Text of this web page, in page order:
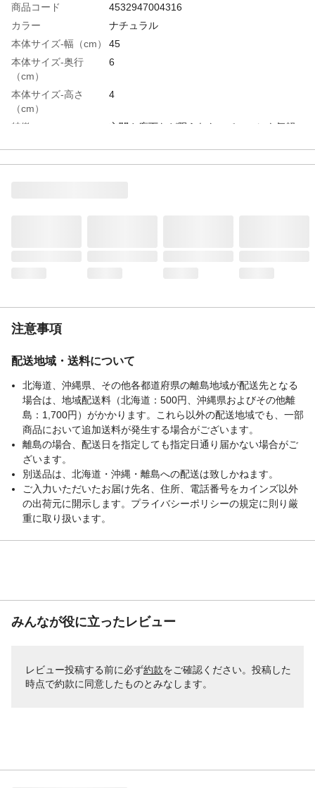
商品コード
4532947004316
カラー
ナチュラル
本体サイズ-幅（cm）
45
本体サイズ-奥行
（cm）
6
本体サイズ-高さ
（cm）
4
特徴
玄関や廊下など限られたスペースにも気軽
注意事項
配送地域・送料について
北海道、沖縄県、その他各都道府県の離島地域が配送先となる
場合は、地域配送料（北海道：500円、沖縄県およびその他離
島：1,700円）がかかります。これら以外の配送地域でも、一部
商品において追加送料が発生する場合がございます。
離島の場合、配送日を指定しても指定日通り届かない場合がご
ざいます。
別送品は、北海道・沖縄・離島への配送は致しかねます。
ご入力いただいたお届け先名、住所、電話番号をカインズ以外
の出荷元に開示します。プライバシーポリシーの規定に則り厳
重に取り扱います。
みんなが役に立ったレビュー
レビュー投稿する前に必ず約款をご確認ください。投稿した
時点で約款に同意したものとみなします。